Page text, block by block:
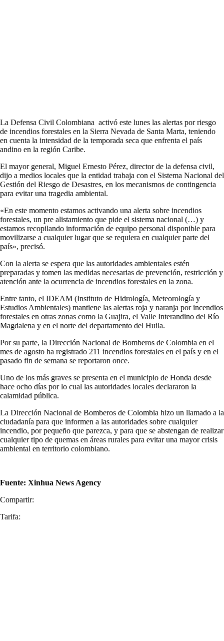
La Defensa Civil Colombiana activó este lunes las alertas por riesgo
de incendios forestales en la Sierra Nevada de Santa Marta, teniendo
en cuenta la intensidad de la temporada seca que enfrenta el país
andino en la región Caribe.
El mayor general, Miguel Ernesto Pérez, director de la defensa civil,
dijo a medios locales que la entidad trabaja con el Sistema Nacional del
Gestión del Riesgo de Desastres, en los mecanismos de contingencia
para evitar una tragedia ambiental.
«En este momento estamos activando una alerta sobre incendios
forestales, un pre alistamiento que pide el sistema nacional (…) y
estamos recopilando información de equipo personal disponible para
movilizarse a cualquier lugar que se requiera en cualquier parte del
país», precisó.
Con la alerta se espera que las autoridades ambientales estén
preparadas y tomen las medidas necesarias de prevención, restricción y
atención ante la ocurrencia de incendios forestales en la zona.
Entre tanto, el IDEAM (Instituto de Hidrología, Meteorología y
Estudios Ambientales) mantiene las alertas roja y naranja por incendios
forestales en otras zonas como la Guajira, el Valle Interandino del Río
Magdalena y en el norte del departamento del Huila.
Por su parte, la Dirección Nacional de Bomberos de Colombia en el
mes de agosto ha registrado 211 incendios forestales en el país y en el
pasado fin de semana se reportaron once.
Uno de los más graves se presenta en el municipio de Honda desde
hace ocho días por lo cual las autoridades locales declararon la
calamidad pública.
La Dirección Nacional de Bomberos de Colombia hizo un llamado a la
ciudadanía para que informen a las autoridades sobre cualquier
incendio, por pequeño que parezca, y para que se abstengan de realizar
cualquier tipo de quemas en áreas rurales para evitar una mayor crisis
ambiental en territorio colombiano.
Fuente: Xinhua News Agency
Compartir:
Tarifa: